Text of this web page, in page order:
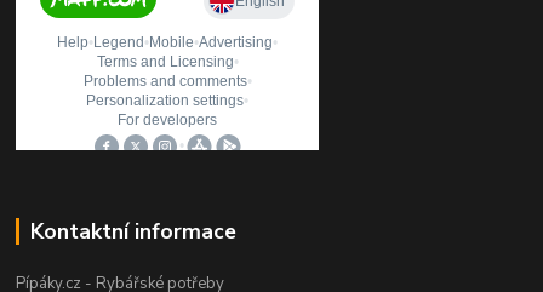
Kontaktní informace
Pípáky.cz - Rybářské potřeby